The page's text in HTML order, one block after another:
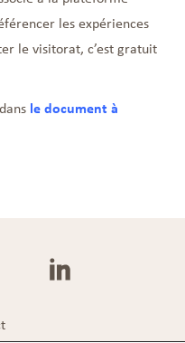
les expériences
le visitorat, c’est gratuit
le document à